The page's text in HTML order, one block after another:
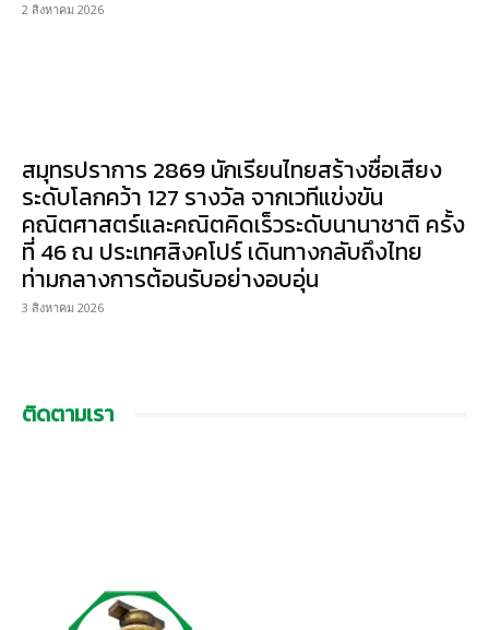
2 สิงหาคม 2026
สมุทรปราการ 2869 นักเรียนไทยสร้างชื่อเสียง
ระดับโลกคว้า 127 รางวัล จากเวทีแข่งขัน
คณิตศาสตร์และคณิตคิดเร็วระดับนานาชาติ ครั้ง
ที่ 46 ณ ประเทศสิงคโปร์ เดินทางกลับถึงไทย
ท่ามกลางการต้อนรับอย่างอบอุ่น
3 สิงหาคม 2026
ติดตามเรา